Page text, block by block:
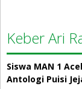
Keber Ari
Siswa MAN 1
Antologi Puisi